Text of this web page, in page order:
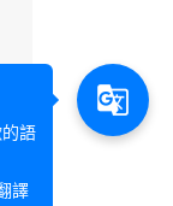
語
譯
g_translate